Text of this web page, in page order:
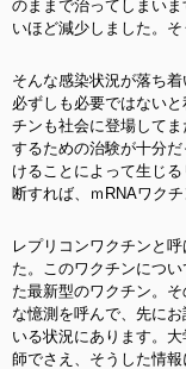
のままで治ってしまい
いほど減少しました。
そんな感染状況が落ち
必ずしも必要ではない
チンも社会に登場して
するための治験が十分
けることによって生じ
断すれば、ｍRNAワク
レプリコンワクチンと
た。このワクチンにつ
た最新型のワクチン。
な憶測を呼んで、先に
いる状況にあります。
師でさえ、そうした情報